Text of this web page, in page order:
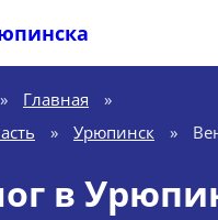
Главная
»
» Урюпинск »
в